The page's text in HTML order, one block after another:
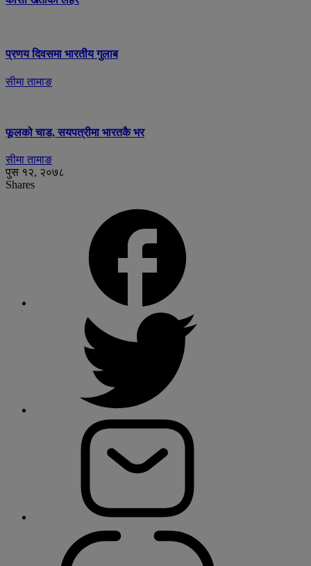
प्रणय दिवसमा भारतीय गुलाब
सीमा तामाङ
फूलको चाड, सयपत्रीमा भारतकै भर
सीमा तामाङ
पुस १२, २०७८
Shares